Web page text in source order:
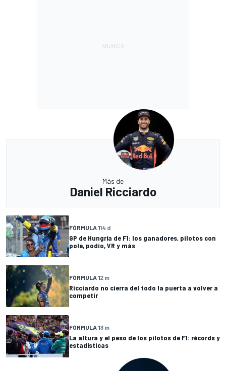
Más de
Daniel Ricciardo
FÓRMULA 114 d
GP de Hungría de F1: los ganadores, pilotos con
pole, podio, VR y más
FÓRMULA 12 m
Ricciardo no cierra del todo la puerta a volver a
competir
FÓRMULA 13 m
La altura y el peso de los pilotos de F1: récords y
estadísticas